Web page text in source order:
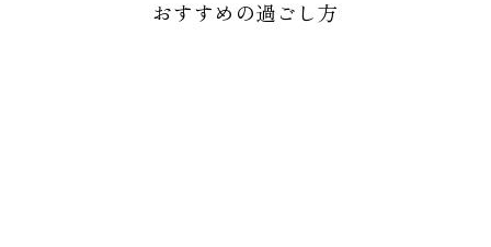
おすすめの過ごし方